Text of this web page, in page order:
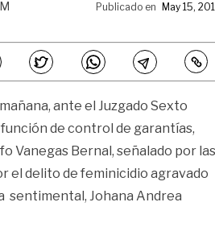
Publicado en May 15,
ante el Juzgado Sexto
de control de garantías,
Vanegas Bernal, señalado por las
el delito de feminicidio agravado
sentimental, Johana Andrea